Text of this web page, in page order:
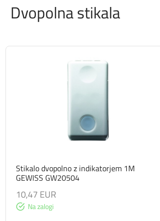
Dvopolna stikala
Stikalo dvopolno z indikatorjem 1M
GEWISS GW20504
Na zalogi
10,47 EUR